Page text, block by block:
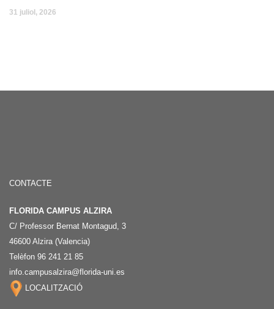
31 juliol, 2026
CONTACTE
FLORIDA CAMPUS ALZIRA
C/ Professor Bernat Montagud, 3
46600 Alzira (Valencia)
Telèfon 96 241 21 85
info.campusalzira@florida-uni.es
LOCALITZACIÓ